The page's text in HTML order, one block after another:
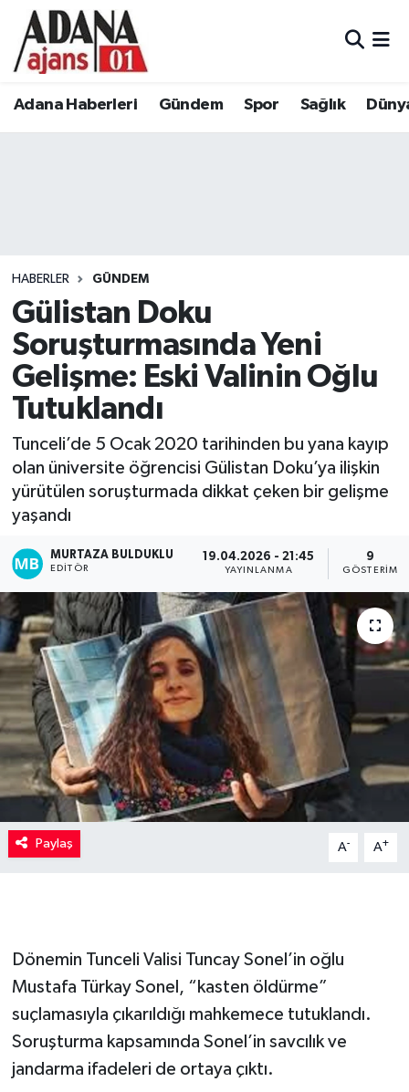
Adana Haberleri Gündem Spor Sağlık
HABERLER GÜNDEM
Gülistan Doku
Soruşturmasında Yeni
Gelişme: Eski Valinin Oğlu
Tutuklandı
Tunceli’de 5 Ocak 2020 tarihinden bu yana kayıp
olan üniversite öğrencisi Gülistan Doku’ya ilişkin
yürütülen soruşturmada dikkat çeken bir gelişme
yaşandı
MURTAZA BULDUKLU
EDITÖR
19.04.2026 - 21:45
YAYINLANMA
9
GÖSTERIM
Paylaş A- A+
Dönemin Tunceli Valisi Tuncay Sonel’in oğlu
Mustafa Türkay Sonel, “kasten öldürme”
suçlamasıyla çıkarıldığı mahkemece tutuklandı.
Soruşturma kapsamında Sonel’in savcılık ve
jandarma ifadeleri de ortaya çıktı.
Adana Haberleri
Eğitim
Siyaset
Ekonomi
Kadın
Magazin
Adana Nöbetçi Eczaneler
Tüm Manşetler
Son Dakika Haberleri
Haber Arşivi